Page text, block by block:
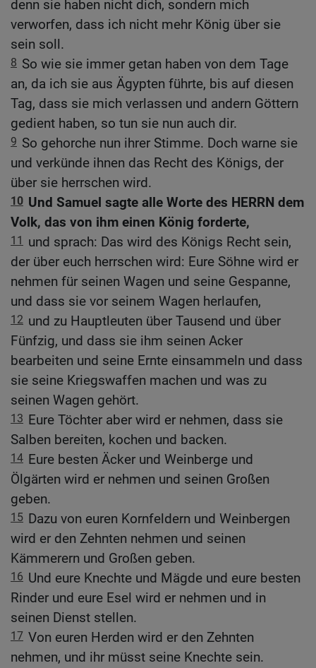
denn sie haben nicht dich, sondern mich
verworfen, dass ich nicht mehr König über sie
sein soll.
8 So wie sie immer getan haben von dem Tage
an, da ich sie aus Ägypten führte, bis auf diesen
Tag, dass sie mich verlassen und andern Göttern
gedient haben, so tun sie nun auch dir.
9 So gehorche nun ihrer Stimme. Doch warne sie
und verkünde ihnen das Recht des Königs, der
über sie herrschen wird.
10 Und Samuel sagte alle Worte des HERRN dem
Volk, das von ihm einen König forderte,
11
und sprach: Das wird des Königs Recht sein,
der über euch herrschen wird: Eure Söhne wird er
nehmen für seinen Wagen und seine Gespanne,
und dass sie vor seinem Wagen herlaufen,
12 und zu Hauptleuten über Tausend und über
Fünfzig, und dass sie ihm seinen Acker
bearbeiten und seine Ernte einsammeln und dass
sie seine Kriegswaffen machen und was zu
seinen Wagen gehört.
13 Eure Töchter aber wird er nehmen, dass sie
Salben bereiten, kochen und backen.
14 Eure besten Äcker und Weinberge und
Ölgärten wird er nehmen und seinen Großen
geben.
15 Dazu von euren Kornfeldern und Weinbergen
wird er den Zehnten nehmen und seinen
Kämmerern und Großen geben.
16 Und eure Knechte und Mägde und eure besten
Rinder und eure Esel wird er nehmen und in
seinen Dienst stellen.
17 Von euren Herden wird er den Zehnten
nehmen, und ihr müsst seine Knechte sein.